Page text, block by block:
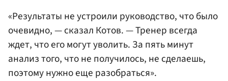
«Результаты не устроили руководство, что было
очевидно, — сказал Котов. — Тренер всегда
ждет, что его могут уволить. За пять минут
анализ того, что не получилось, не сделаешь,
поэтому нужно еще разобраться».